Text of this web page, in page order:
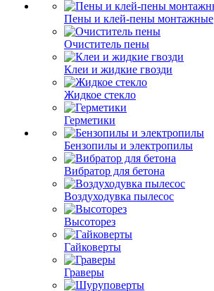
Пены и клей-пены монтажные
Очиститель пены
Клеи и жидкие гвозди
Жидкое стекло
Герметики
Бензопилы и электропилы
Вибратор для бетона
Воздуходувка пылесос
Высоторез
Гайковерты
Граверы